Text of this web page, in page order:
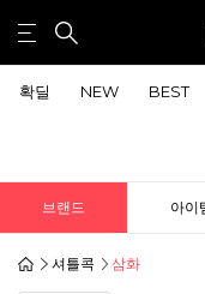
확딜 NEW BEST
브랜드 아이
셔틀콕 삼화